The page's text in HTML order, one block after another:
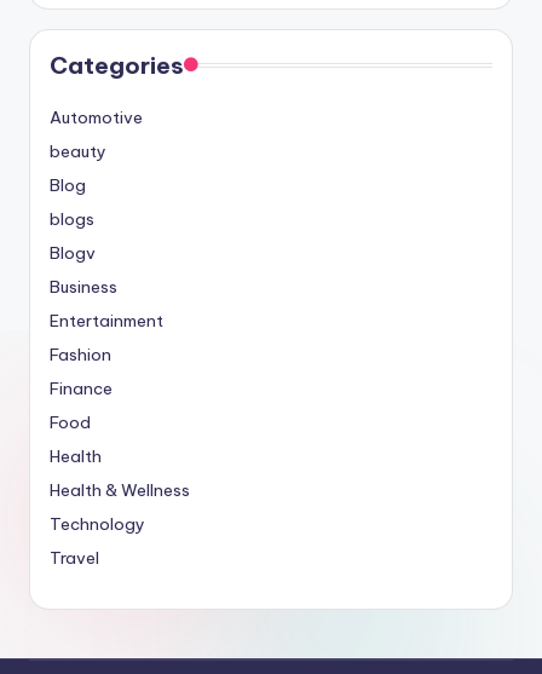
Categories
Automotive
beauty
Blog
blogs
Blogv
Business
Entertainment
Fashion
Finance
Food
Health
Health & Wellness
Technology
Travel